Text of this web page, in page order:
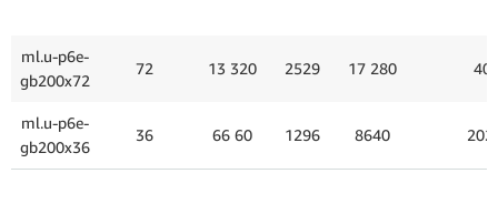
ml.u-p6e-
gb200x72
72 13 320 2529 17 280
ml.u-p6e-
gb200x36
36 66 60 1296 8640